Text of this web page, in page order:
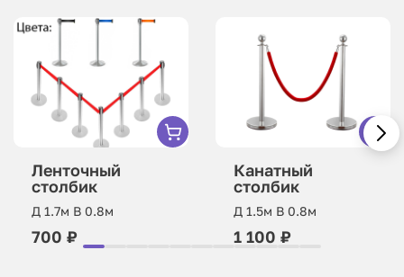
Ленточный
столбик
Д 1.7м В 0.8м
700 ₽
Канатный
столбик
Д 1.5м В 0.8м
1 100 ₽